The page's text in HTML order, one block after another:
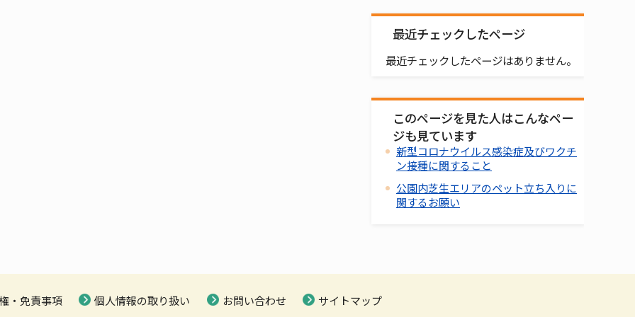
最近チェックしたページ
最近チェックしたページはありません。
このページを見た人はこんなペー
ジも見ています
新型コロナウイルス感染症及びワクチ
ン接種に関すること
公園内芝生エリアのペット立ち入りに
関するお願い
・免責事項 個人情報の取り扱い お問い合わせ サイトマップ